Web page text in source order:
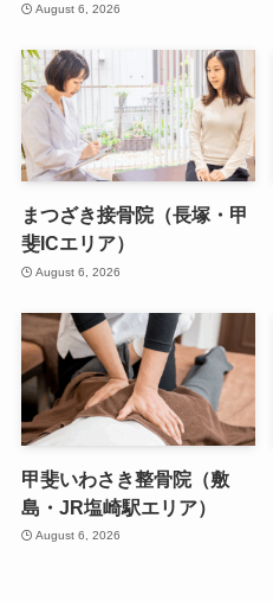
August 6, 2026
まつざき接骨院（長塚・甲
斐ICエリア）
August 6, 2026
甲斐いわさき整骨院（敷
島・JR塩崎駅エリア）
August 6, 2026